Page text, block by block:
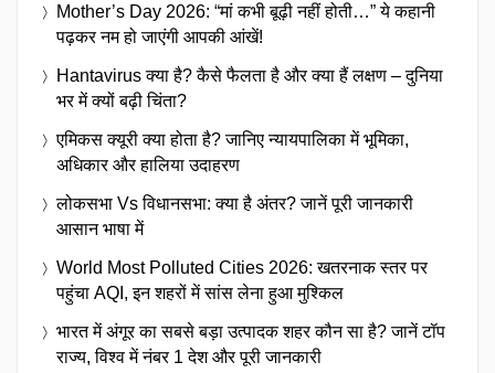
Mother’s Day 2026: “मां कभी बूढ़ी नहीं होती…” ये कहानी
पढ़कर नम हो जाएंगी आपकी आंखें!
Hantavirus क्या है? कैसे फैलता है और क्या हैं लक्षण – दुनिया
भर में क्यों बढ़ी चिंता?
एमिकस क्यूरी क्या होता है? जानिए न्यायपालिका में भूमिका,
अधिकार और हालिया उदाहरण
लोकसभा Vs विधानसभा: क्या है अंतर? जानें पूरी जानकारी
आसान भाषा में
World Most Polluted Cities 2026: खतरनाक स्तर पर
पहुंचा AQI, इन शहरों में सांस लेना हुआ मुश्किल
भारत में अंगूर का सबसे बड़ा उत्पादक शहर कौन सा है? जानें टॉप
राज्य, विश्व में नंबर 1 देश और पूरी जानकारी